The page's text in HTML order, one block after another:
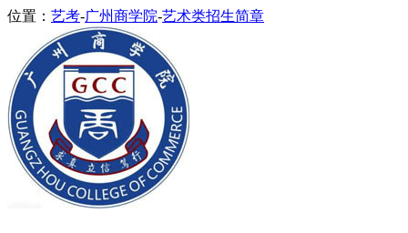
位置： 艺考-广州商学院-艺术类招生简章